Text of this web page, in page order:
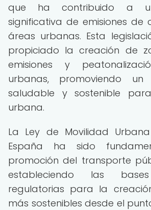
que ha contribuido a
significativa de emisiones de
áreas urbanas. Esta
propiciado la creación de
emisiones y
urbanas, promoviendo
saludable y sostenible
urbana.
La Ley de Movilidad
España ha sido
promoción del transporte
estableciendo las
regulatorias para la
más sostenibles desde el